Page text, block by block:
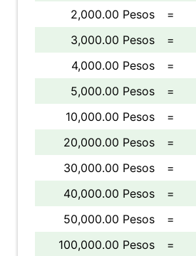
2,000.00 Pesos
=
3,000.00 Pesos
=
4,000.00 Pesos
=
5,000.00 Pesos
=
10,000.00 Pesos
=
20,000.00 Pesos
=
30,000.00 Pesos
=
40,000.00 Pesos
=
50,000.00 Pesos
=
100,000.00 Pesos
=